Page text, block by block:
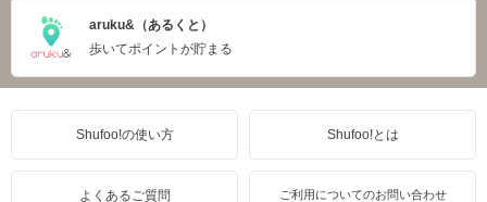
aruku&（あるくと）
歩いてポイントが貯まる
Shufoo!の使い方 Shufoo!とは
よくあるご質問 ご利用についてのお問い合わせ